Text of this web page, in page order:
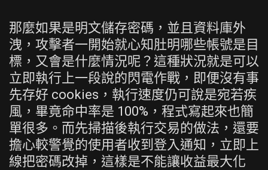
那麼如果是明文儲存密碼，並且資料庫外
洩，攻擊者一開始就心知肚明哪些帳號是目
標，又會是什麼情況呢？這種狀況就是可以
立即執行上一段說的閃電作戰，即便沒有事
先存好 cookies，執行速度仍可說是宛若疾
風，畢竟命中率是 100%，程式寫起來也簡
單很多。而先掃描後執行交易的做法，還要
擔心較警覺的使用者收到登入通知，立即上
線把密碼改掉，這樣是不能讓收益最大化